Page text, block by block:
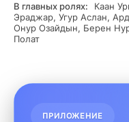
В главных ролях:
Каан
Эраджар, Угур Аслан,
Онур Озайдын, Берен
Полат
ПРИЛОЖЕНИЕ